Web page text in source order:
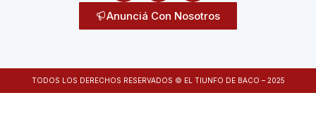
Anunciá Con Nosotros
TODOS LOS DERECHOS RESERVADOS © EL TIUNFO DE BACO – 2025